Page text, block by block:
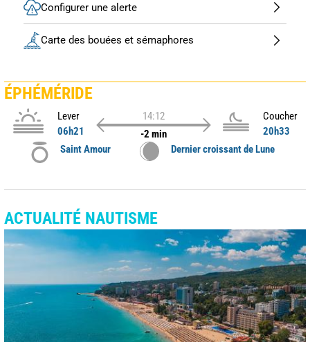
Configurer une alerte
Carte des bouées et sémaphores
ÉPHÉMÉRIDE
Lever
06h21
14:12
-2 min
Coucher
20h33
Saint Amour
Dernier croissant de Lune
ACTUALITÉ NAUTISME